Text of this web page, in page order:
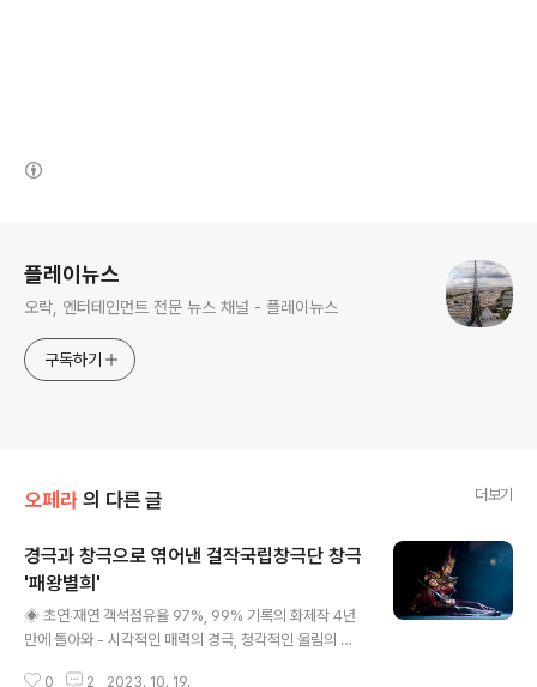
플레이뉴스
오락, 엔터테인먼트 전문 뉴스 채널 - 플레이뉴스
구독하기
오페라 의 다른 글 더보기
경극과 창극으로 엮어낸 걸작국립창극단 창극
'패왕별희'
◈ 초연‧재연 객석점유율 97%, 99% 기록의 화제작 4년
만에 돌아와 - 시각적인 매력의 경극, 청각적인 울림의 창
0 2 2023. 10. 19.